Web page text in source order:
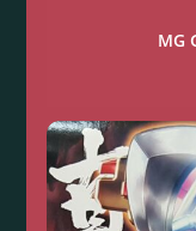
MG